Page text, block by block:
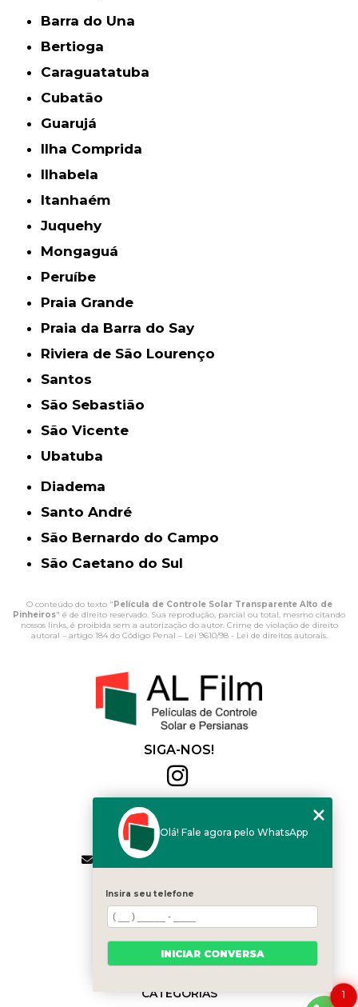
Barra do Una
Bertioga
Caraguatatuba
Cubatão
Guarujá
Ilha Comprida
Ilhabela
Itanhaém
Juquehy
Mongaguá
Peruíbe
Praia Grande
Praia da Barra do Say
Riviera de São Lourenço
Santos
São Sebastião
São Vicente
Ubatuba
Diadema
Santo André
São Bernardo do Campo
São Caetano do Sul
O conteúdo do texto " Película de Controle Solar Transparente Alto de
Pinheiros" é de direito reservado. Sua reprodução, parcial ou total, mesmo citando
nossos links, é proibida sem a autorização do autor. Crime de violação de direito
autoral – artigo 184 do Código Penal – Lei 9610/98 - Lei de direitos autorais.
SIGA-NOS!
(11) 2564-4684
(11) 94168-2041
contato.vendas@alfilm.com.br
MENU
HOME
QUEM SOMOS
SERVIÇOS
BLOG
CATEGORIAS
1
Olá! Fale agora pelo WhatsApp
Insira seu telefone
INICIAR CONVERSA